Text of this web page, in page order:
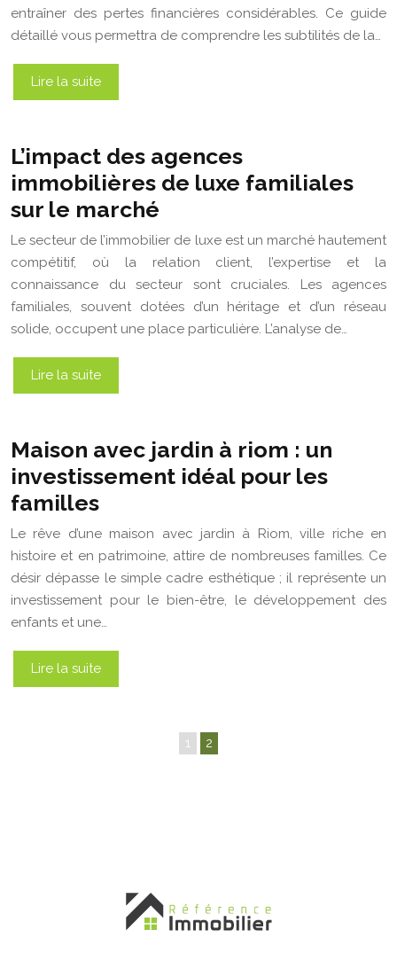
entraîner des pertes financières considérables. Ce guide
détaillé vous permettra de comprendre les subtilités de la…
Lire la suite
L’impact des agences
immobilières de luxe familiales
sur le marché
Le secteur de l’immobilier de luxe est un marché hautement
compétitif, où la relation client, l’expertise et la
connaissance du secteur sont cruciales. Les agences
familiales, souvent dotées d’un héritage et d’un réseau
solide, occupent une place particulière. L’analyse de…
Lire la suite
Maison avec jardin à riom : un
investissement idéal pour les
familles
Le rêve d’une maison avec jardin à Riom, ville riche en
histoire et en patrimoine, attire de nombreuses familles. Ce
désir dépasse le simple cadre esthétique ; il représente un
investissement pour le bien-être, le développement des
enfants et une…
Lire la suite
1 2